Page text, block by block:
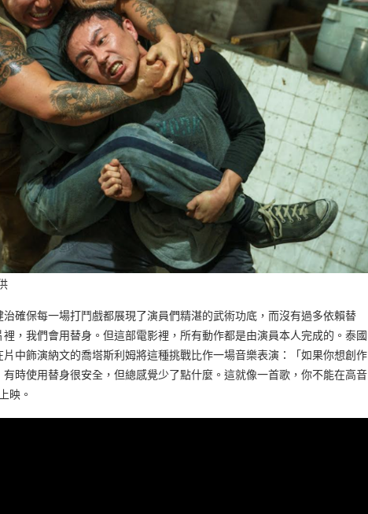
保每一場打鬥戲都展現了演員們精湛的武術功底，而沒有過多依賴替
，我們會用替身。但這部電影裡，所有動作都是由演員本人完成的。泰國
中飾演納文的喬塔斯利姆將這種挑戰比作一場音樂表演：「如果你想創作
時使用替身很安全，但總感覺少了點什麼。這就像一首歌，你不能在高音
映。